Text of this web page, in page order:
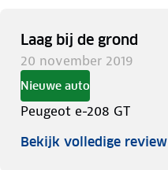
Laag bij de grond
20 november 2019
Nieuwe auto
Peugeot e-208 GT
Bekijk volledige review